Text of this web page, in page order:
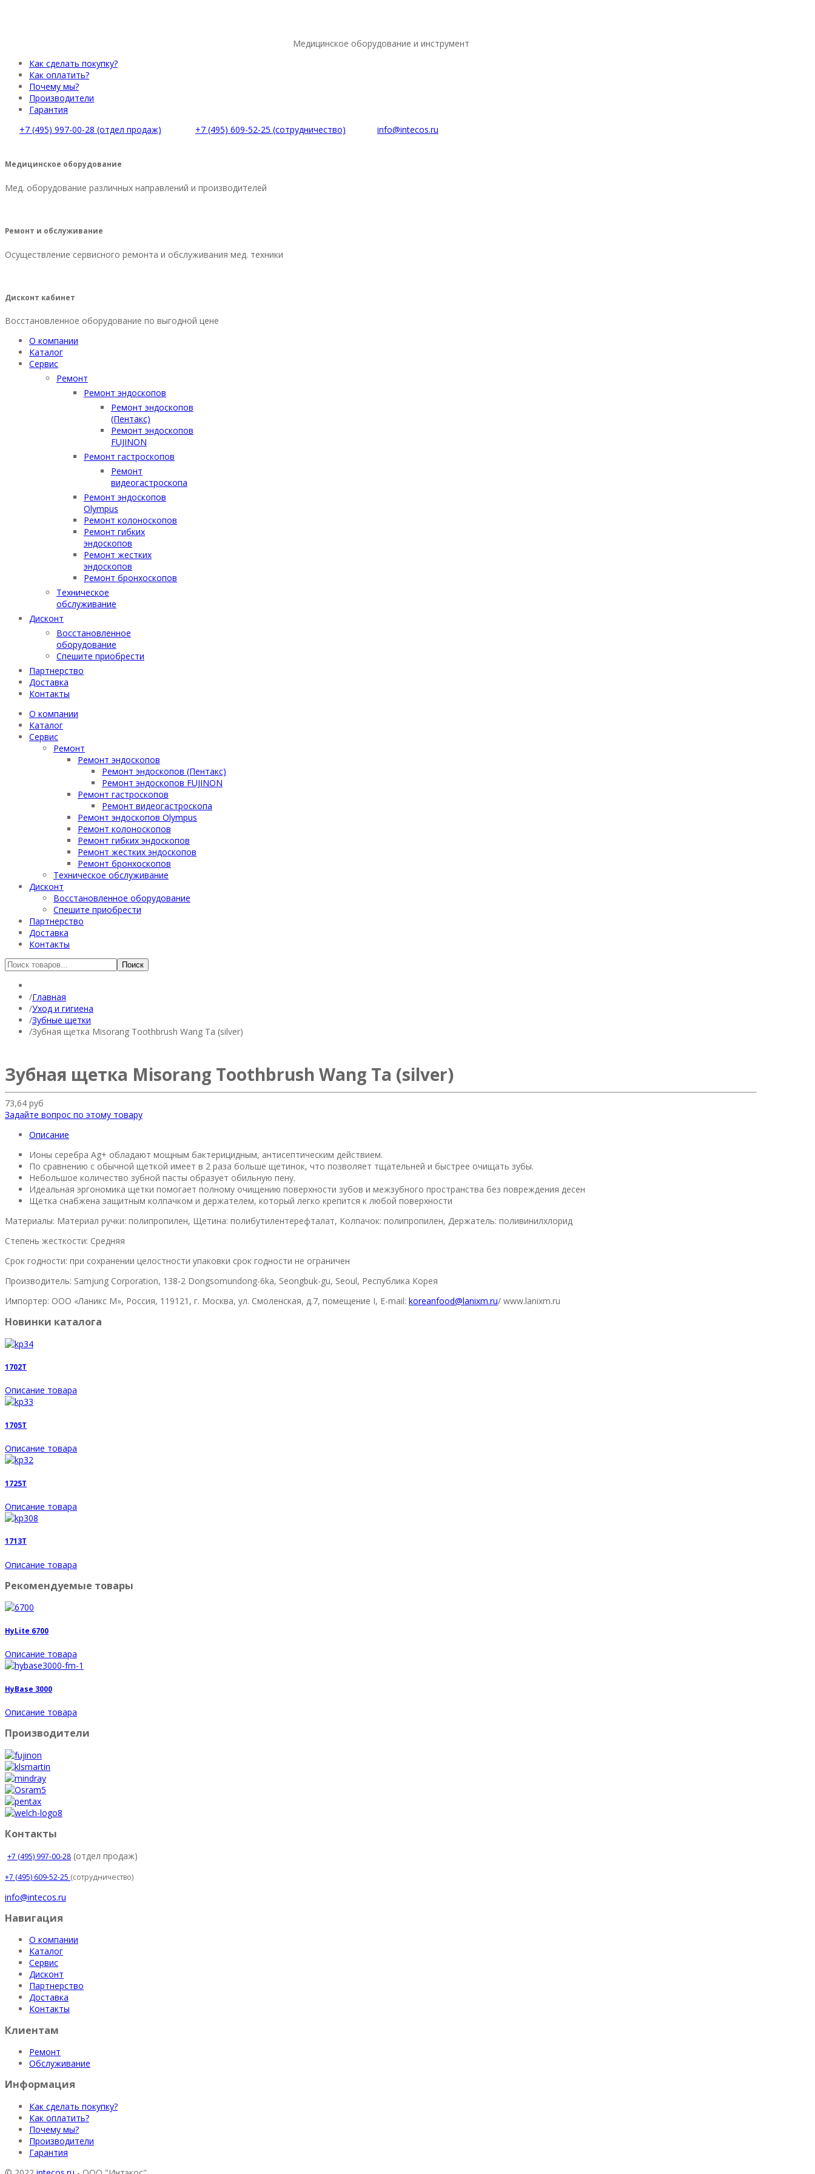
Медицинское оборудование и инструмент
Как сделать покупку?
Как оплатить?
Почему мы?
Производители
Гарантия
+7 (495) 997-00-28 (отдел продаж)
+7 (495) 609-52-25 (сотрудничество) info@intecos.ru
Медицинское оборудование
Мед. оборудование различных направлений и производителей
Ремонт и обслуживание
Осуществление сервисного ремонта и обслуживания мед. техники
Дисконт кабинет
Восстановленное оборудование по выгодной цене
О компании
Каталог
Сервис
Ремонт
Ремонт эндоскопов
Ремонт эндоскопов
(Пентакс)
Ремонт эндоскопов
FUJINON
Ремонт гастроскопов
Ремонт
видеогастроскопа
Ремонт эндоскопов
Olympus
Ремонт колоноскопов
Ремонт гибких
эндоскопов
Ремонт жестких
эндоскопов
Ремонт бронхоскопов
Техническое
обслуживание
Дисконт
Восстановленное
оборудование
Спешите приобрести
Партнерство
Доставка
Контакты
О компании
Каталог
Сервис
Ремонт
Ремонт эндоскопов
Ремонт эндоскопов (Пентакс)
Ремонт эндоскопов FUJINON
Ремонт гастроскопов
Ремонт видеогастроскопа
Ремонт эндоскопов Olympus
Ремонт колоноскопов
Ремонт гибких эндоскопов
Ремонт жестких эндоскопов
Ремонт бронхоскопов
Техническое обслуживание
Дисконт
Восстановленное оборудование
Спешите приобрести
Партнерство
Доставка
Контакты
Главная
Уход и гигиена
Зубные щетки
Зубная щетка Misorang Toothbrush Wang Ta (silver)
Зубная щетка Misorang Toothbrush Wang Ta (silver)
73,64 руб
Задайте вопрос по этому товару
Описание
Ионы серебра Ag+ обладают мощным бактерицидным, антисептическим действием.
По сравнению с обычной щеткой имеет в 2 раза больше щетинок, что позволяет тщательней и быстрее очищать зубы.
Небольшое количество зубной пасты образует обильную пену.
Идеальная эргономика щетки помогает полному очищению поверхности зубов и межзубного пространства без повреждения десен
Щетка снабжена защитным колпачком и держателем, который легко крепится к любой поверхности
Материалы: Материал ручки: полипропилен, Щетина: полибутилентерефталат, Колпачок: полипропилен, Держатель: поливинилхлорид
Степень жесткости: Средняя
Срок годности: при сохранении целостности упаковки срок годности не ограничен
Производитель: Samjung Corporation, 138-2 Dongsomundong-6ka, Seongbuk-gu, Seoul, Республика Корея
Импортер: ООО «Ланикс М», Россия, 119121, г. Москва, ул. Смоленская, д.7, помещение I, E-mail: koreanfood@lanixm.ru/ www.lanixm.ru
Новинки каталога
1702T
Описание товара
1705T
Описание товара
1725T
Описание товара
1713T
Описание товара
Рекомендуемые товары
HyLite 6700
Описание товара
HyBase 3000
Описание товара
Производители
Контакты
+7 (495) 997-00-28 (отдел продаж)
+7 (495) 609-52-25 (сотрудничество)
info@intecos.ru
Навигация
О компании
Каталог
Сервис
Дисконт
Партнерство
Доставка
Контакты
Клиентам
Ремонт
Обслуживание
Информация
Как сделать покупку?
Как оплатить?
Почему мы?
Производители
Гарантия